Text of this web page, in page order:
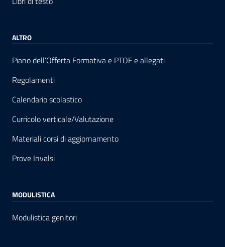
ALTRO
Piano dell’Offerta Formativa e PTOF e allegati
Regolamenti
Calendario scolastico
Curricolo verticale/Valutazione
Materiali corsi di aggiornamento
Prove Invalsi
MODULISTICA
Modulistica genitori